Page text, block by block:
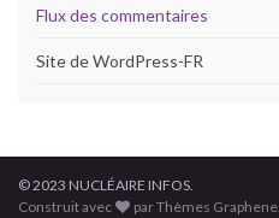
Flux des commentaires
Site de WordPress-FR
© 2023 NUCLÉAIRE INFOS.
Construit avec
par Thèmes Graphene.